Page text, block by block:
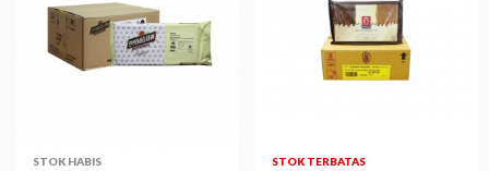
STOK HABIS STOK TERBATAS